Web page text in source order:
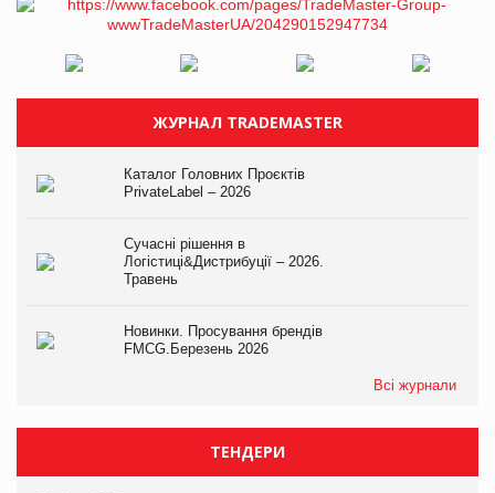
ЖУРНАЛ TRADEMASTER
Каталог Головних Проєктів
PrivateLabel – 2026
Сучасні рішення в
Логістиці&Дистрибуції – 2026.
Травень
Новинки. Просування брендів
FMCG.Березень 2026
Всі журнали
ТЕНДЕРИ